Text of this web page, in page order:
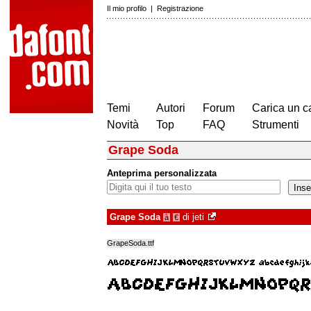
Il mio profilo | Registrazione
Temi
Novità
Autori
Top
Forum
FAQ
Carica un
Strumenti
Grape Soda
Anteprima personalizzata
Grape Soda à € di jeti
GrapeSoda.ttf